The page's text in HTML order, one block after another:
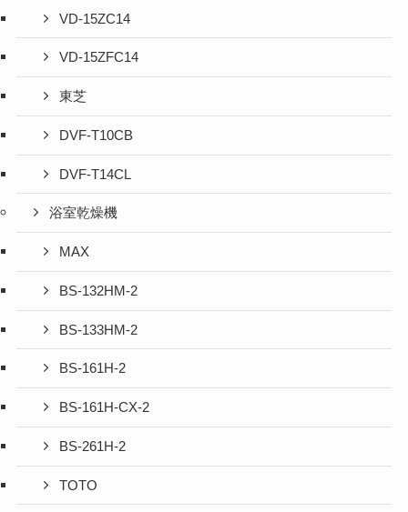
VD-15ZC14
VD-15ZFC14
東芝
DVF-T10CB
DVF-T14CL
浴室乾燥機
MAX
BS-132HM-2
BS-133HM-2
BS-161H-2
BS-161H-CX-2
BS-261H-2
TOTO